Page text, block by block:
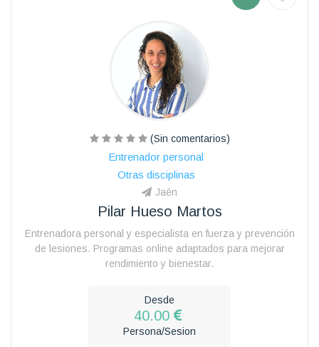
(Sin comentarios)
Entrenador personal
Otras disciplinas
Jaén
Pilar Hueso Martos
Entrenadora personal y especialista en fuerza y prevención
de lesiones. Programas online adaptados para mejorar
rendimiento y bienestar.
Desde
40.00
Persona/Sesion